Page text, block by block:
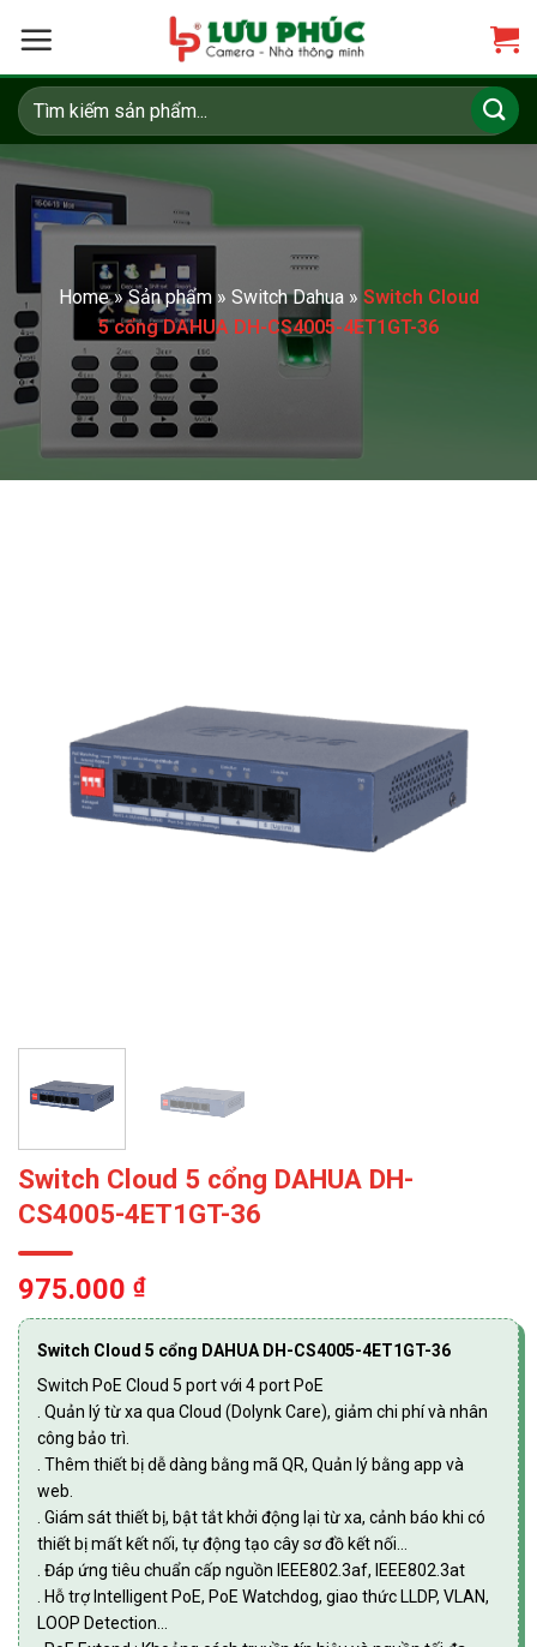
content
Tìm
kiếm:
Home»Sản phẩm» Switch Dahua» Switch Cloud
5 cổng DAHUA DH-CS4005-4ET1GT-36
Switch Cloud 5 cổng DAHUA DH-
CS4005-4ET1GT-36
975.000 ₫
Switch Cloud 5 cổng DAHUA DH-CS4005-4ET1GT-36
Switch PoE Cloud 5 port với 4 port PoE
. Quản lý từ xa qua Cloud (Dolynk Care), giảm chi phí và nhân
công bảo trì.
. Thêm thiết bị dễ dàng bằng mã QR, Quản lý bằng app và
web.
. Giám sát thiết bị, bật tắt khởi động lại từ xa, cảnh báo khi có
thiết bị mất kết nối, tự động tạo cây sơ đồ kết nối…
. Đáp ứng tiêu chuẩn cấp nguồn IEEE802.3af, IEEE802.3at
. Hỗ trợ Intelligent PoE, PoE Watchdog, giao thức LLDP, VLAN,
LOOP Detection…